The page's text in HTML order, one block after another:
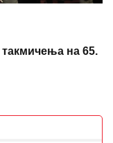
на 65.